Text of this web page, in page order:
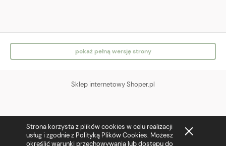
Strona korzysta z plików cookies w celu realizacji
usług i zgodnie z Polityką Plików Cookies. Możesz
określić warunki przechowywania lub dostępu do
pokaż pełną wersję strony
Sklep internetowy Shoper.pl